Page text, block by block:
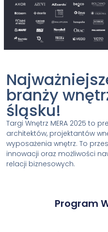
branży
śląsku!
Targi Wnętrz MERA 2025 to
architektów, projektantów
wyposażenia wnętrz. To
innowacji oraz możliwości
relacji biznesowych.
Program